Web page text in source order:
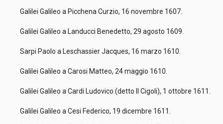
Galilei Galileo a Picchena Curzio, 16 novembre 1607.
Galilei Galileo a Landucci Benedetto, 29 agosto 1609.
Sarpi Paolo a Leschassier Jacques, 16 marzo 1610.
Galilei Galileo a Carosi Matteo, 24 maggio 1610.
Galilei Galileo a Cardi Ludovico (detto Il Cigoli), 1 ottobre 1611.
Galilei Galileo a Cesi Federico, 19 dicembre 1611.